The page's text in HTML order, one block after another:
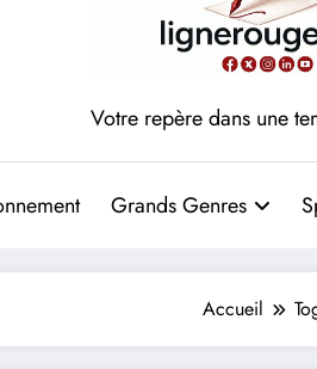
Votre repère dans une
Grands Genres
Accueil